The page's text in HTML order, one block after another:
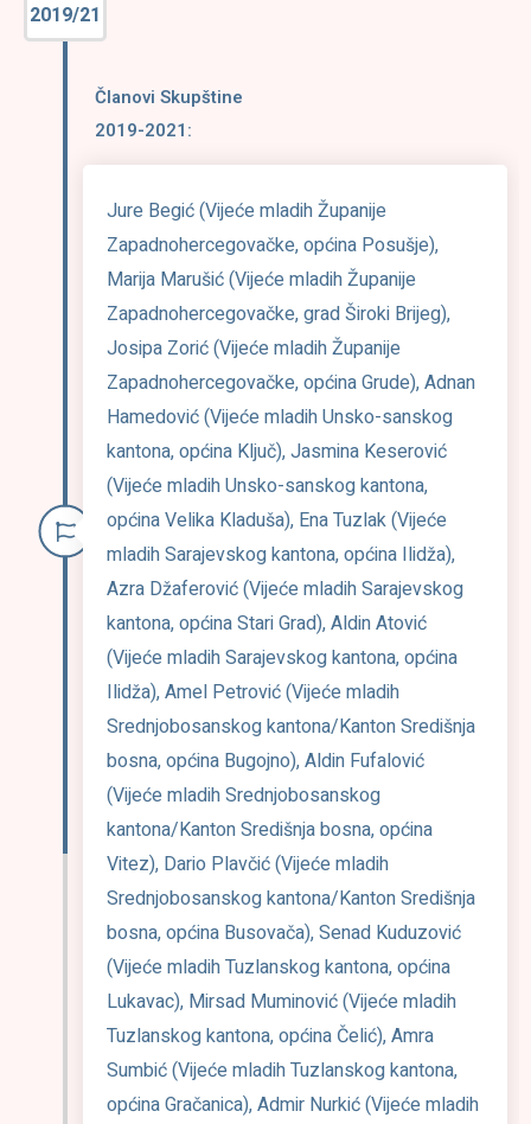
2019/21
Članovi Skupštine
2019-2021:
Jure Begić (Vijeće mladih Županije
Zapadnohercegovačke, općina Posušje),
Marija Marušić (Vijeće mladih Županije
Zapadnohercegovačke, grad Široki Brijeg),
Josipa Zorić (Vijeće mladih Županije
Zapadnohercegovačke, općina Grude), Adnan
Hamedović (Vijeće mladih Unsko-sanskog
kantona, općina Ključ), Jasmina Keserović
(Vijeće mladih Unsko-sanskog kantona,
općina Velika Kladuša), Ena Tuzlak (Vijeće
mladih Sarajevskog kantona, općina Ilidža),
Azra Džaferović (Vijeće mladih Sarajevskog
kantona, općina Stari Grad), Aldin Atović
(Vijeće mladih Sarajevskog kantona, općina
Ilidža), Amel Petrović (Vijeće mladih
Srednjobosanskog kantona/Kanton Središnja
bosna, općina Bugojno), Aldin Fufalović
(Vijeće mladih Srednjobosanskog
kantona/Kanton Središnja bosna, općina
Vitez), Dario Plavčić (Vijeće mladih
Srednjobosanskog kantona/Kanton Središnja
bosna, općina Busovača), Senad Kuduzović
(Vijeće mladih Tuzlanskog kantona, općina
Lukavac), Mirsad Muminović (Vijeće mladih
Tuzlanskog kantona, općina Čelić), Amra
Sumbić (Vijeće mladih Tuzlanskog kantona,
općina Gračanica), Admir Nurkić (Vijeće mladih